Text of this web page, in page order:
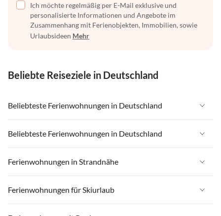
Ich möchte regelmäßig per E-Mail exklusive und
personalisierte Informationen und Angebote im
Zusammenhang mit Ferienobjekten, Immobilien, sowie
Urlaubsideen Mehr
Beliebte Reiseziele in Deutschland
Beliebteste Ferienwohnungen in Deutschland
Ferienwohnungen in Deutschland
Ferienwohnungen in Ostsee
Ferienwohnungen in Nordsee
Ferienwohnungen in Mecklenburg-Vorpommern
Beliebteste Ferienwohnungen in Deutschland
Ferienwohnungen in Deutschland
Ferienwohnungen in Ostsee
Ferienwohnungen in Nordsee
Ferienwohnungen in Strandnähe
Ferienwohnungen in Strandnähe in Deutschland
Ferienwohnungen in Strandnähe in Ostsee
Ferienwohnungen für Skiurlaub